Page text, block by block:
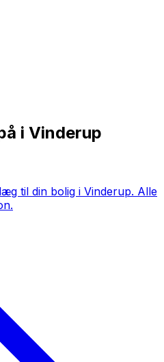
i Vinderup
til din bolig i Vinderup. Alle